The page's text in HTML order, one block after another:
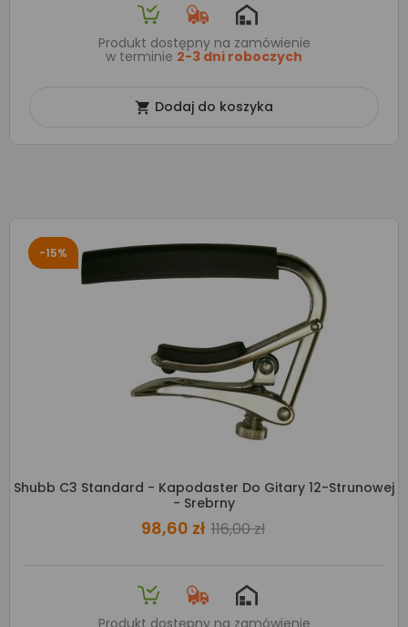
Produkt dostępny na zamówienie
w terminie 2-3 dni roboczych
 Dodaj do koszyka
-15%
Shubb C3 Standard - Kapodaster Do Gitary 12-Strunowej
- Srebrny
98,60 zł 116,00 zł
Produkt dostępny na zamówienie